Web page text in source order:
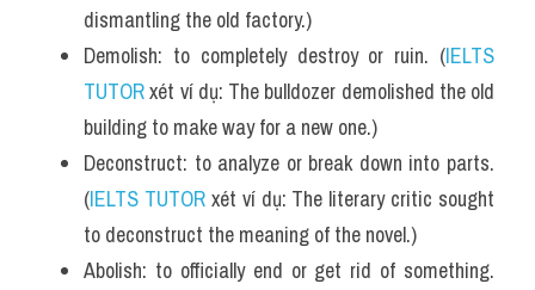
dismantling the old factory.)
Demolish: to completely destroy or ruin. (IELTS
TUTOR xét ví dụ: The bulldozer demolished the old
building to make way for a new one.)
Deconstruct: to analyze or break down into parts.
(IELTS TUTOR xét ví dụ: The literary critic sought
to deconstruct the meaning of the novel.)
Abolish: to officially end or get rid of something.